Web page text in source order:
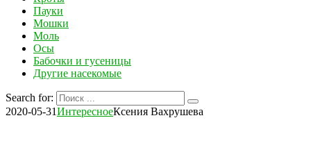
Пауки
Мошки
Моль
Осы
Бабочки и гусеницы
Другие насекомые
Search for:
2020-05-31ИнтересноеКсения Вахрушева